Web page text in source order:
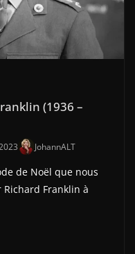
(1936 –
JohannALT
de Noël que nous
Richard Franklin à